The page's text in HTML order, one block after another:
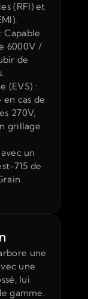
(RFI) et
Capable
6000V /
de
(EVS) :
cas de
270V,
grillage
un
715 de
une
une
lui
gamme.